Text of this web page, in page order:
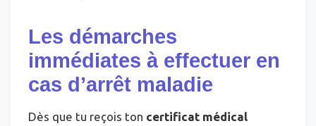
Les démarches
immédiates à effectuer en
cas d’arrêt maladie
Dès que tu reçois ton certificat médical